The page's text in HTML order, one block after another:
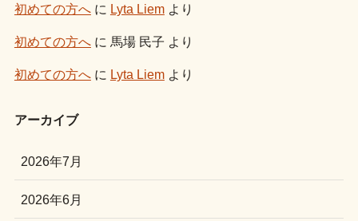
初めての方へ に Lyta Liemより
初めての方へに 馬場 民子 より
初めての方へに Lyta Liemより
アーカイブ
2026年7月
2026年6月